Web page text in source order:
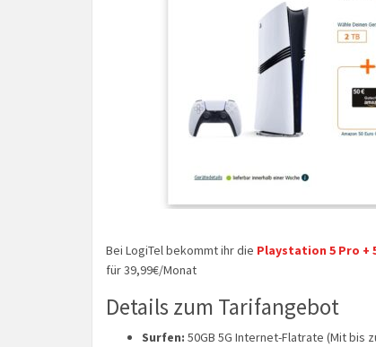
Bei LogiTel bekommt ihr die Playstation 5 Pro +
für 39,99€/Monat
Details zum Tarifangebot
Surfen: 50GB 5G Internet-Flatrate (Mit bis